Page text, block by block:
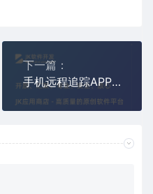
下一篇：
手机远程追踪APP（实时定位、监控、读取、查询）